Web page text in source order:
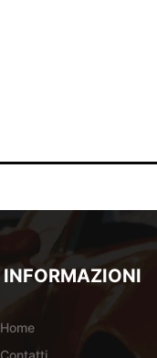
INFORMAZIONI
Home